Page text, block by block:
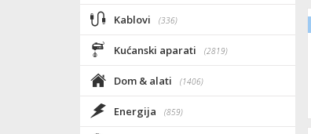
Kablovi (336)
Kućanski aparati (2819)
Dom & alati (1406)
Energija (859)